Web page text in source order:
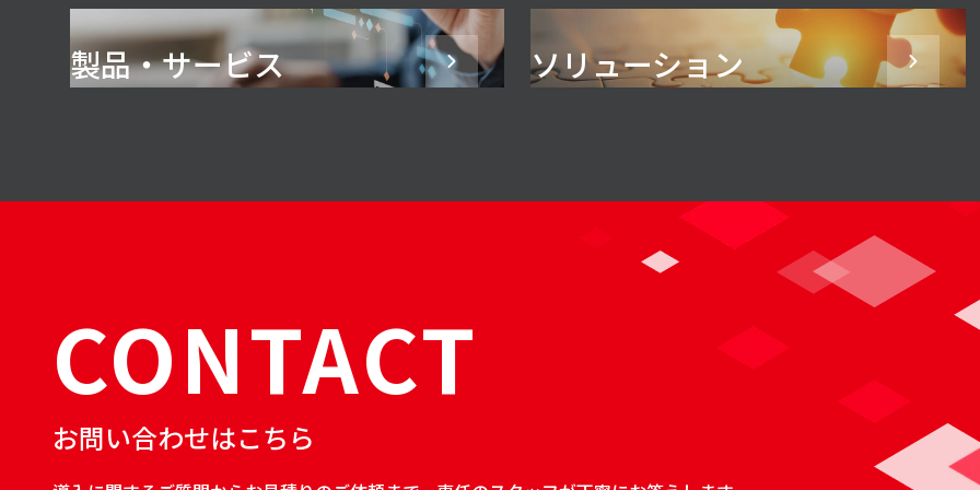
製品・サービス ソリューション
CONTACT
お問い合わせはこちら